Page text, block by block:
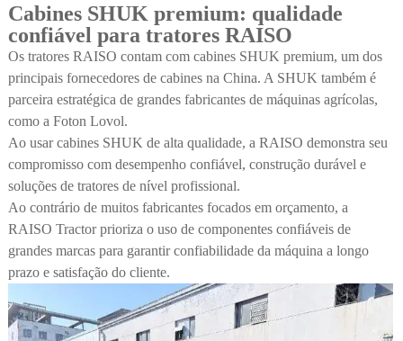
Cabines SHUK premium: qualidade
confiável para tratores RAISO
Os tratores RAISO contam com cabines SHUK premium, um dos
principais fornecedores de cabines na China. A SHUK também é
parceira estratégica de grandes fabricantes de máquinas agrícolas,
como a Foton Lovol.
Ao usar cabines SHUK de alta qualidade, a RAISO demonstra seu
compromisso com desempenho confiável, construção durável e
soluções de tratores de nível profissional.
Ao contrário de muitos fabricantes focados em orçamento, a
RAISO Tractor prioriza o uso de componentes confiáveis de
grandes marcas para garantir confiabilidade da máquina a longo
prazo e satisfação do cliente.